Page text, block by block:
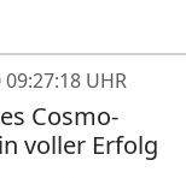
UHR
Cosmo-
voller Erfolg